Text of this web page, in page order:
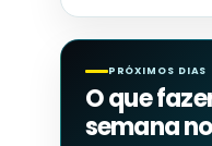
PRÓXIMOS DIAS
O que
semana